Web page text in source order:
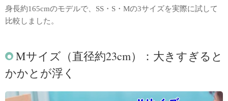
身長約165cmのモデルで、SS・S・Mの3サイズを実際に試して
比較しました。
Mサイズ（直径約23cm）：大きすぎると
かかとが浮く